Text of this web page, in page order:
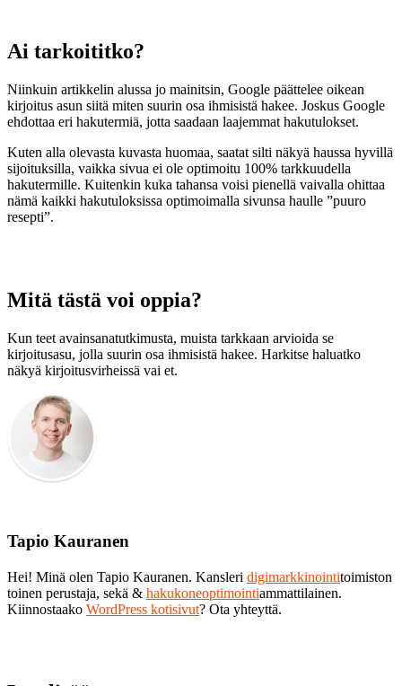
Ai tarkoititko?
Niinkuin artikkelin alussa jo mainitsin, Google päättelee oikean
kirjoitus asun siitä miten suurin osa ihmisistä hakee. Joskus Google
ehdottaa eri hakutermiä, jotta saadaan laajemmat hakutulokset.
Kuten alla olevasta kuvasta huomaa, saatat silti näkyä haussa hyvillä
sijoituksilla, vaikka sivua ei ole optimoitu 100% tarkkuudella
hakutermille. Kuitenkin kuka tahansa voisi pienellä vaivalla ohittaa
nämä kaikki hakutuloksissa optimoimalla sivunsa haulle ”puuro
resepti”.
Mitä tästä voi oppia?
Kun teet avainsanatutkimusta, muista tarkkaan arvioida se
kirjoitusasu, jolla suurin osa ihmisistä hakee. Harkitse haluatko
näkyä kirjoitusvirheissä vai et.
Tapio Kauranen
Hei! Minä olen Tapio Kauranen. Kansleri digimarkkinointitoimiston
toinen perustaja, sekä & hakukoneoptimointiammattilainen.
Kiinnostaako WordPress kotisivut? Ota yhteyttä.